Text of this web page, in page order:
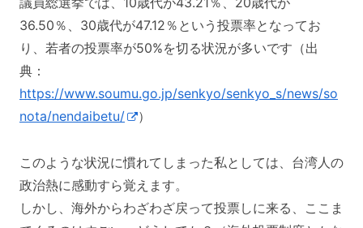
36.50％、30歳代が47.12％という投票率となってお
り、若者の投票率が50%を切る状況が多いです（出
典：
https://www.soumu.go.jp/senkyo/senkyo_s/news/so
nota/nendaibetu/
）
このような状況に慣れてしまった私としては、台湾人の
政治熱に感動すら覚えます。
しかし、海外からわざわざ戻って投票しに来る、ここま